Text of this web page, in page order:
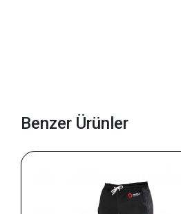
Benzer Ürünler